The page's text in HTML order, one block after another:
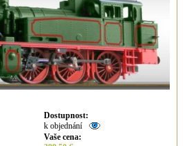
Dostupnost:
k objednání
Vaše cena: